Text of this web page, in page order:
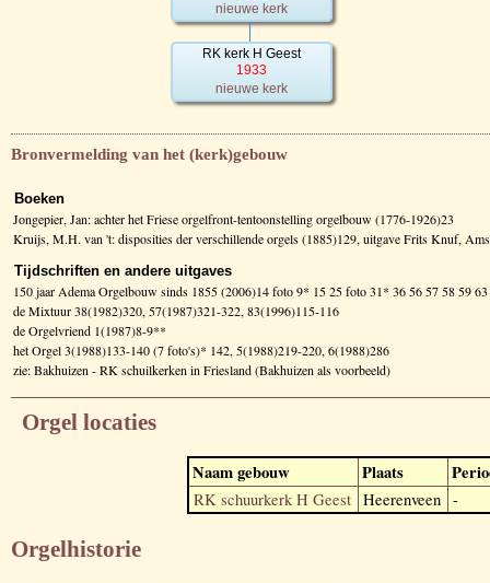
nieuwe kerk
RK kerk H Geest
1933
nieuwe kerk
Bronvermelding van het (kerk)gebouw
Boeken
Jongepier, Jan: achter het Friese orgelfront-tentoonstelling orgelbouw (1776-1926)23
Kruijs, M.H. van 't: disposities der verschillende orgels (1885)129, uitgave Frits Knuf,
Tijdschriften en andere uitgaves
150 jaar Adema Orgelbouw sinds 1855 (2006)14 foto 9* 15 25 foto 31* 36 56 57 58 59
de Mixtuur 38(1982)320, 57(1987)321-322, 83(1996)115-116
de Orgelvriend 1(1987)8-9**
het Orgel 3(1988)133-140 (7 foto's)* 142, 5(1988)219-220, 6(1988)286
zie: Bakhuizen - RK schuilkerken in Friesland (Bakhuizen als voorbeeld)
Orgel locaties
Naam gebouw Plaats
RK schuurkerk H Geest Heerenveen -
Orgelhistorie